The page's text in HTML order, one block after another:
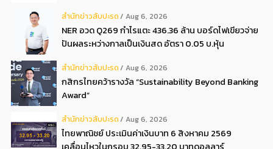
สํานักข่าวสับปะรด Aug 6, 2026
NER อวด Q269 กำไรแตะ 436.36 ล้าน บอร์ดไฟเขียวจ่าย
ปันผลระหว่างกาลเป็นเงินสด อัตรา 0.05 บ.หุ้น
สํานักข่าวสับปะรด Aug 6, 2026
กสิกรไทยคว้ารางวัล “Sustainability Beyond Banking
Award”
สํานักข่าวสับปะรด Aug 6, 2026
ไทยพาณิชย์ ประเมินค่าเงินบาท 6 สิงหาคม 2569